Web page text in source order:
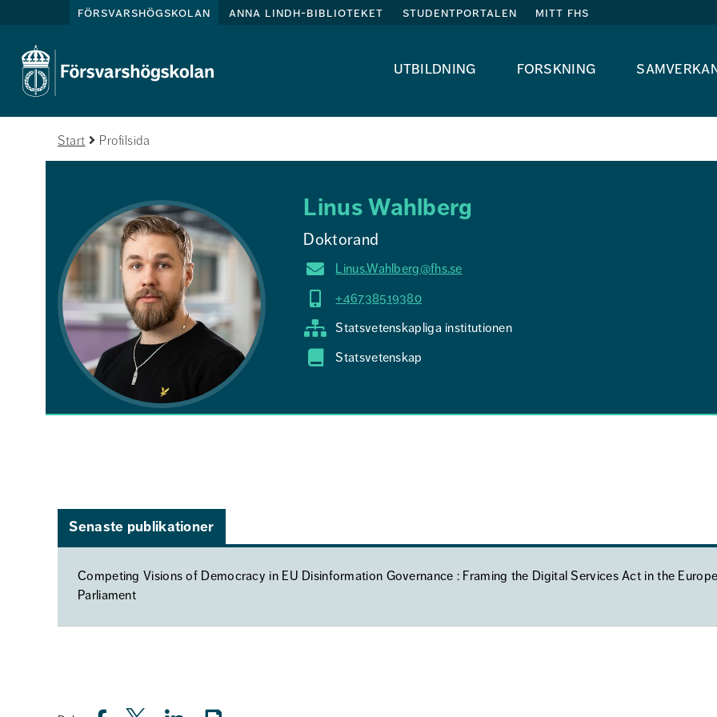
försvarshögskolan anna lindh-biblioteket studentportalen mitt fhs
utbildning forskning
Start Profilsida
Linus Wahlberg
Doktorand
Linus.Wahlberg@fhs.se
+46738519380
Statsvetenskapliga institutionen
Statsvetenskap
Senaste publikationer
Competing Visions of Democracy in EU Disinformation Governance : Framing the Digital Services Act in the
Parliament